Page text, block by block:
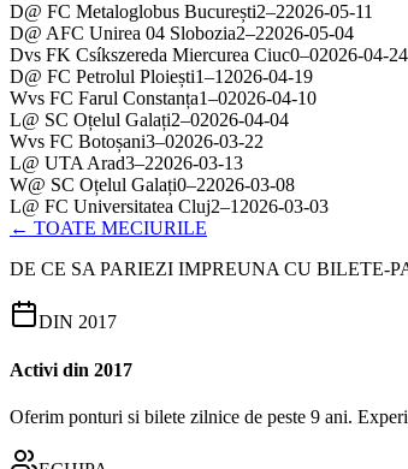
D@ FC Metaloglobus București2–22026-05-11
D@ AFC Unirea 04 Slobozia2–22026-05-04
Dvs FK Csíkszereda Miercurea Ciuc0–02026-04-24
D@ FC Petrolul Ploiești1–12026-04-19
Wvs FC Farul Constanța1–02026-04-10
L@ SC Oțelul Galați2–02026-04-04
Wvs FC Botoșani3–02026-03-22
L@ UTA Arad3–22026-03-13
W@ SC Oțelul Galați0–22026-03-08
L@ FC Universitatea Cluj2–12026-03-03
← TOATE MECIURILE
DE CE SA PARIEZI IMPREUNA CU BILETE-
DIN 2017
Activi din 2017
Oferim ponturi si bilete zilnice de peste 9 ani.